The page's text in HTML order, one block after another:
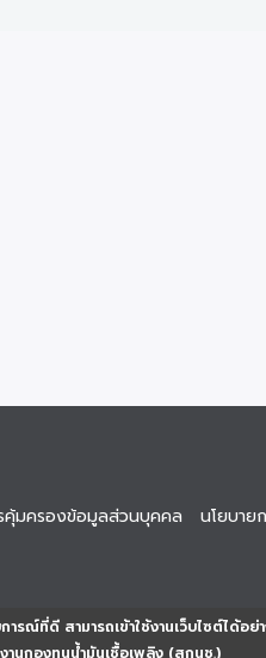
รณ์ที่ดี สามารถเข้าใช้งานเว็บไซต์ได้อย่
านกองทุนน้ำมันเชื้อเพลิง (สกนช.)
คุ้มครองข้อมูลส่วนบุคคล นโยบาย